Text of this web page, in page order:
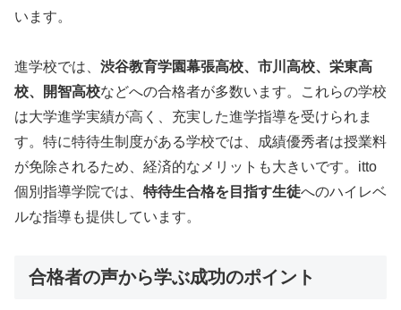
います。
進学校では、 渋谷教育学園幕張高校、市川高校、栄東高
校、開智高校などへの合格者が多数います。これらの学校
は大学進学実績が高く、充実した進学指導を受けられま
す。特に特待生制度がある学校では、成績優秀者は授業料
が免除されるため、経済的なメリットも大きいです。itto
個別指導学院では、 特待生合格を目指す生徒へのハイレベ
ルな指導も提供しています。
合格者の声から学ぶ成功のポイント